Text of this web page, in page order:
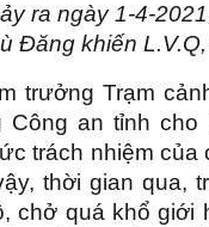
ra ngày 1-4-
Đăng khiến
trưởng Trạm
Công an tỉnh
trách nhiệm
thời gian qua,
chở quá khổ giới